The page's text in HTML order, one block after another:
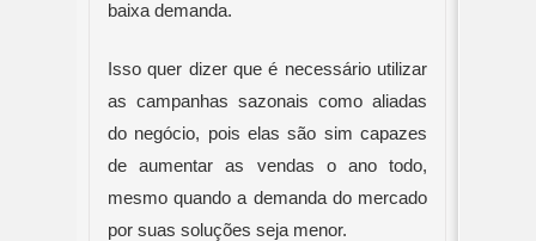
baixa demanda.
Isso quer dizer que é necessário utilizar
as campanhas sazonais como aliadas
do negócio, pois elas são sim capazes
de aumentar as vendas o ano todo,
mesmo quando a demanda do mercado
por suas soluções seja menor.